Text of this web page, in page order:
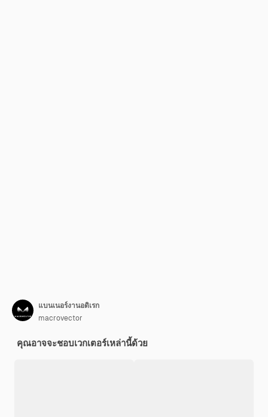
แบนเนอร์งานอดิเรก
macrovector
คุณอาจจะชอบเวกเตอร์เหล่านี้ด้วย